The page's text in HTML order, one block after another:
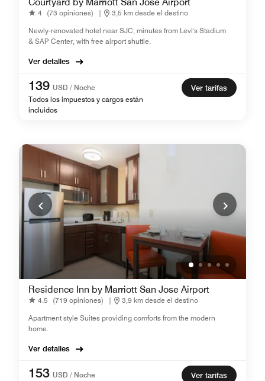
4 (73 opiniones) |
3,5 km desde el destino
Newly-renovated hotel near SJC, minutes from Levi's Stadium
& SAP Center, with free airport shuttle.
Ver detalles
139 USD / Noche
Todos los impuestos y cargos están
incluidos
Ver tarifas
Residence Inn by Marriott San Jose Airport
4.5 (719 opiniones) |
3,9 km desde el destino
Apartment style Suites providing comforts from the modern
home.
Ver detalles
153 USD / Noche
Ver tarifas